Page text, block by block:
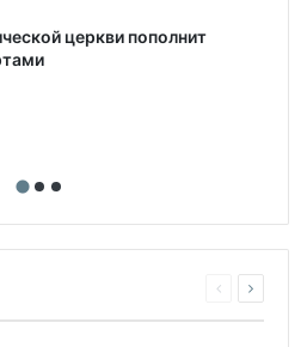
церкви пополнит